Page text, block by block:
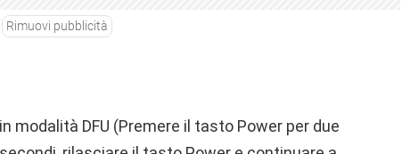
Rimuovi pubblicità
modalità DFU (Premere il tasto Power per due